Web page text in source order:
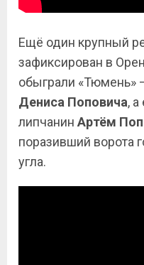
Ещё один крупный
зафиксирован в
обыграли «Тюмень»
Дениса Поповича,
липчанин Артём
поразивший ворота
угла.